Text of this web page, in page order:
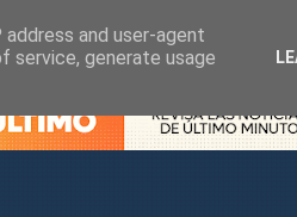
and user-agent
service, generate usage